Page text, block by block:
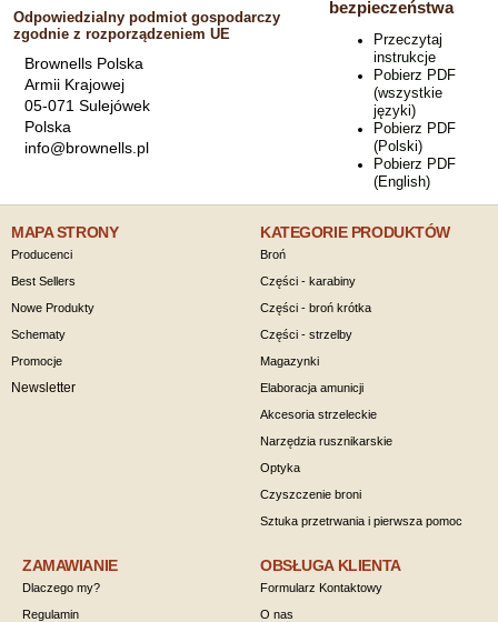
Odpowiedzialny podmiot gospodarczy
zgodnie z rozporządzeniem UE
Brownells Polska
Armii Krajowej
05-071 Sulejówek
Polska
info@brownells.pl
bezpieczeństwa
Przeczytaj
instrukcje
Pobierz PDF
(wszystkie
języki)
Pobierz PDF
(Polski)
Pobierz PDF
(English)
MAPA STRONY
Producenci
Best Sellers
Nowe Produkty
Schematy
Promocje
Newsletter
KATEGORIE PRODUKTÓW
Broń
Części - karabiny
Części - broń krótka
Części - strzelby
Magazynki
Elaboracja amunicji
Akcesoria strzeleckie
Narzędzia rusznikarskie
Optyka
Czyszczenie broni
Sztuka przetrwania i pierwsza pomoc
ZAMAWIANIE
Dlaczego my?
Regulamin
OBSŁUGA KLIENTA
Formularz Kontaktowy
O nas